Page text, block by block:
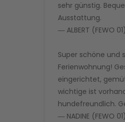
sehr günstig.
Ausstattung.
― ALBERT (FEWO 01)
Super schöne und
Ferienwohnung!
eingerichtet,
wichtige ist
hundefreundlich.
― NADINE (FEWO 01)